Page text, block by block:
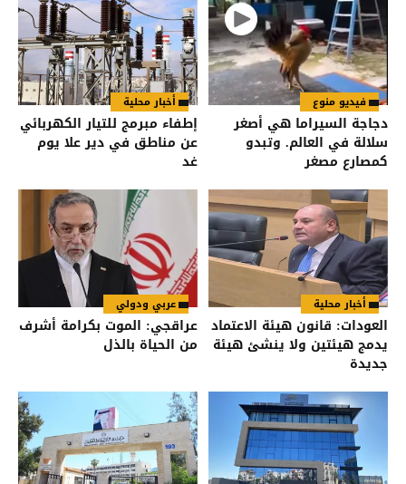
فيديو منوع
دجاجة السيراما هي أصغر
سلالة في العالم. وتبدو
كمصارع مصغر
أخبار محلية
إطفاء مبرمج للتيار الكهربائي
عن مناطق في دير علا يوم
غد
أخبار محلية
العودات: قانون هيئة الاعتماد
يدمج هيئتين ولا ينشئ هيئة
جديدة
عربي ودولي
عراقجي: الموت بكرامة أشرف
من الحياة بالذل